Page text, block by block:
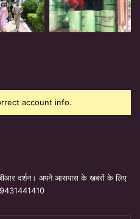
account info.
दर्शन। अपने आसपास के खबरों के लिए